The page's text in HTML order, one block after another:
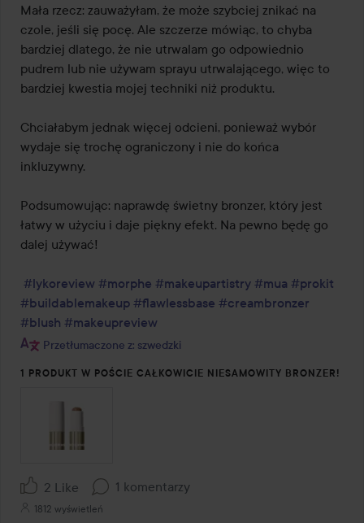
Mała rzecz: zauważyłam, że może szybciej znikać na
czole, jeśli się pocę. Ale szczerze mówiąc, to chyba
bardziej dlatego, że nie utrwalam go odpowiednio
pudrem lub nie używam sprayu utrwalającego, więc to
bardziej kwestia mojej techniki niż produktu.
Chciałabym jednak więcej odcieni, ponieważ wybór
wydaje się trochę ograniczony i nie do końca
inkluzywny.
Podsumowując: naprawdę świetny bronzer, który jest
łatwy w użyciu i daje piękny efekt. Na pewno będę go
dalej używać!
#lykoreview #morphe #makeupartistry #mua #prokit
#buildablemakeup #flawlessbase #creambronzer
#blush #makeupreview
Przetłumaczone z: szwedzki
1 PRODUKT W POŚCIE CAŁKOWICIE NIESAMOWITY BRONZER!
2 Like 1 komentarzy
1812 wyświetleń